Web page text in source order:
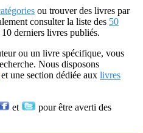
ou trouver des livres par
consulter la liste des 50
10 derniers livres publiés.
ou un livre spécifique, vous
Nous disposons
et une section dédiée aux livres
et
pour être averti des